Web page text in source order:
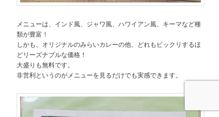
メニューは、インド風、ジャワ風、ハワイアン風、キーマなど種
類が豊富！
しかも、オリジナルのみらいカレーの他、どれもビックリするほ
どリーズナブルな価格！
大盛りも無料です。
非営利というのがメニューを見るだけでも実感できます。